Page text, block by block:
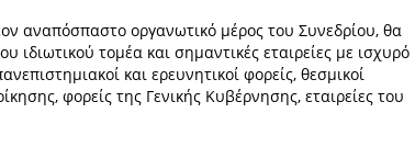
αναπόσπαστο οργανωτικό μέρος του Συνεδρίου, θα
τομέα και σημαντικές εταιρείες με ισχυρό
και ερευνητικοί φορείς, θεσμικοί
φορείς της Γενικής Κυβέρνησης, εταιρείες του